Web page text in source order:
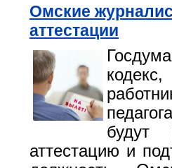
Омские
аттестации
будут
аттестацию и